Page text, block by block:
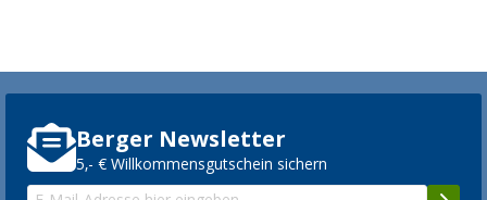
Berger Newsletter
5,- € Willkommensgutschein sichern